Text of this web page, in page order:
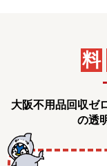
料
大阪不用品回収ゼ
の透